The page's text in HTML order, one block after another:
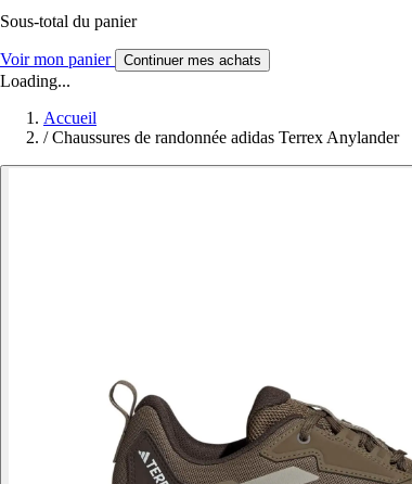
Sous-total du panier
Voir mon panier Continuer mes achats
Loading...
Accueil
/ Chaussures de randonnée adidas Terrex Anylander